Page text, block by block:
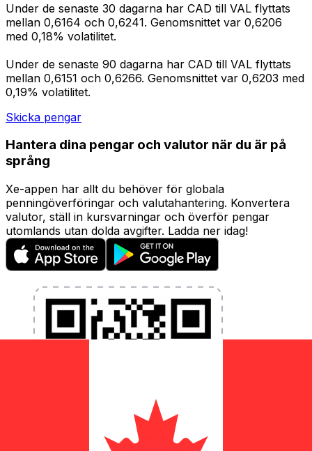
Under de senaste 30 dagarna har CAD till VAL flyttats
mellan 0,6164 och 0,6241. Genomsnittet var 0,6206
med 0,18% volatilitet.
Under de senaste 90 dagarna har CAD till VAL flyttats
mellan 0,6151 och 0,6266. Genomsnittet var 0,6203 med
0,19% volatilitet.
Skicka pengar
Hantera dina pengar och valutor när du är på
språng
Xe-appen har allt du behöver för globala
penningöverföringar och valutahantering. Konvertera
valutor, ställ in kursvarningar och överför pengar
utomlands utan dolda avgifter. Ladda ner idag!